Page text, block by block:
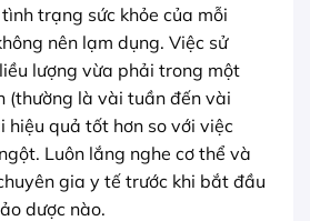
trạng sức khỏe của mỗi
nên lạm dụng. Việc sử
lượng vừa phải trong một
(thường là vài tuần đến vài
hiệu quả tốt hơn so với việc
Luôn lắng nghe cơ thể và
gia y tế trước khi bắt đầu
dược nào.